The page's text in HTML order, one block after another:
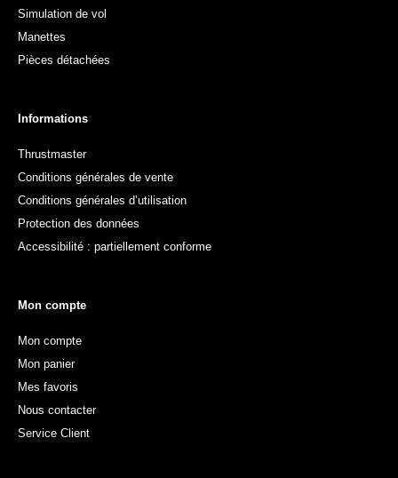
Simulation de vol
Manettes
Pièces détachées
Informations
Thrustmaster
Conditions générales de vente
Conditions générales d’utilisation
Protection des données
Accessibilité : partiellement conforme
Mon compte
Mon compte
Mon panier
Mes favoris
Nous contacter
Service Client